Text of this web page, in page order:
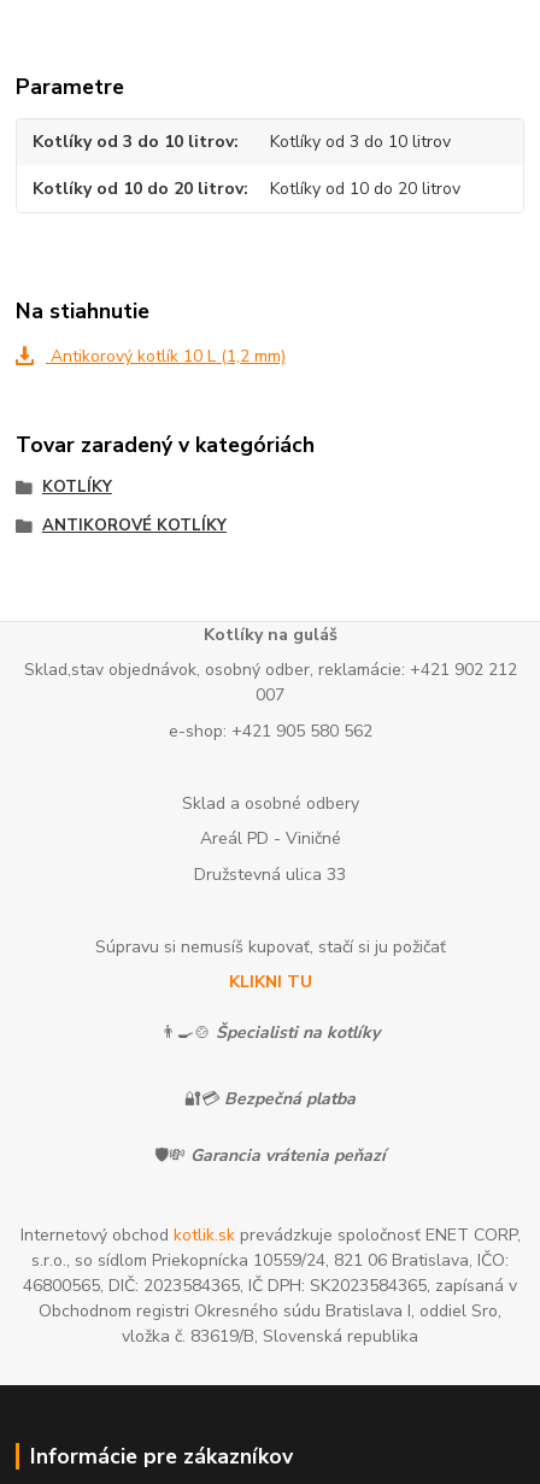
Parametre
Kotlíky od 3 do 10 litrov Kotlíky od 3 do 10 litrov
Kotlíky od 10 do 20 litrov Kotlíky od 10 do 20 litrov
Na stiahnutie
Antikorový kotlík 10 L (1,2 mm)
Tovar zaradený v kategóriách
KOTLÍKY
ANTIKOROVÉ KOTLÍKY
Kotlíky na guláš
Sklad,stav objednávok, osobný odber, reklamácie: +421 902 212
007
e-shop: +421 905 580 562
Sklad a osobné odbery
Areál PD - Viničné
Družstevná ulica 33
Súpravu si nemusíš kupovať, stačí si ju požičať
KLIKNI TU
👨‍🍳🍲 Špecialisti na kotlíky
🔐💳 Bezpečná platba
🛡️💸 Garancia vrátenia peňazí
Internetový obchod kotlik.skprevádzkuje spoločnosť ENET CORP,
s.r.o., so sídlom Priekopnícka 10559/24, 821 06 Bratislava, IČO:
46800565, DIČ: 2023584365, IČ DPH: SK2023584365, zapísaná v
Obchodnom registri Okresného súdu Bratislava I, oddiel Sro,
vložka č. 83619/B, Slovenská republika
Informácie pre zákazníkov